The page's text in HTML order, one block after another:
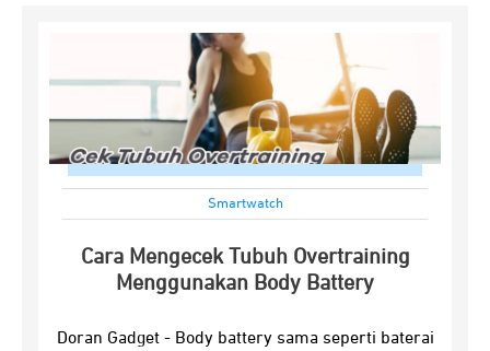
Smartwatch
Cara Mengecek Tubuh Overtraining
Menggunakan Body Battery
Doran Gadget - Body battery sama seperti baterai